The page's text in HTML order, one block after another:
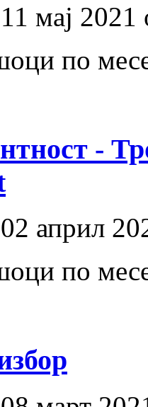
11 мај 2021
по
-
02 април
по